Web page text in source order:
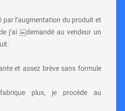
par l’augmentation du produit et
j’ai ￼demandé au vendeur un
et assez brève sans formule
plus, je procède au